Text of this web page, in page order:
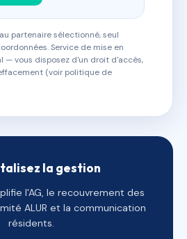
partenaire sélectionné, seul
Service de mise en
— vous disposez d'un droit d'accès,
(voir politique de
la gestion
l'AG, le recouvrement des
ALUR et la communication
résidents.